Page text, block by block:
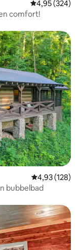
Gemiddelde
4,95 (324)
comfort!
Gemiddelde
4,93 (128)
bubbelbad